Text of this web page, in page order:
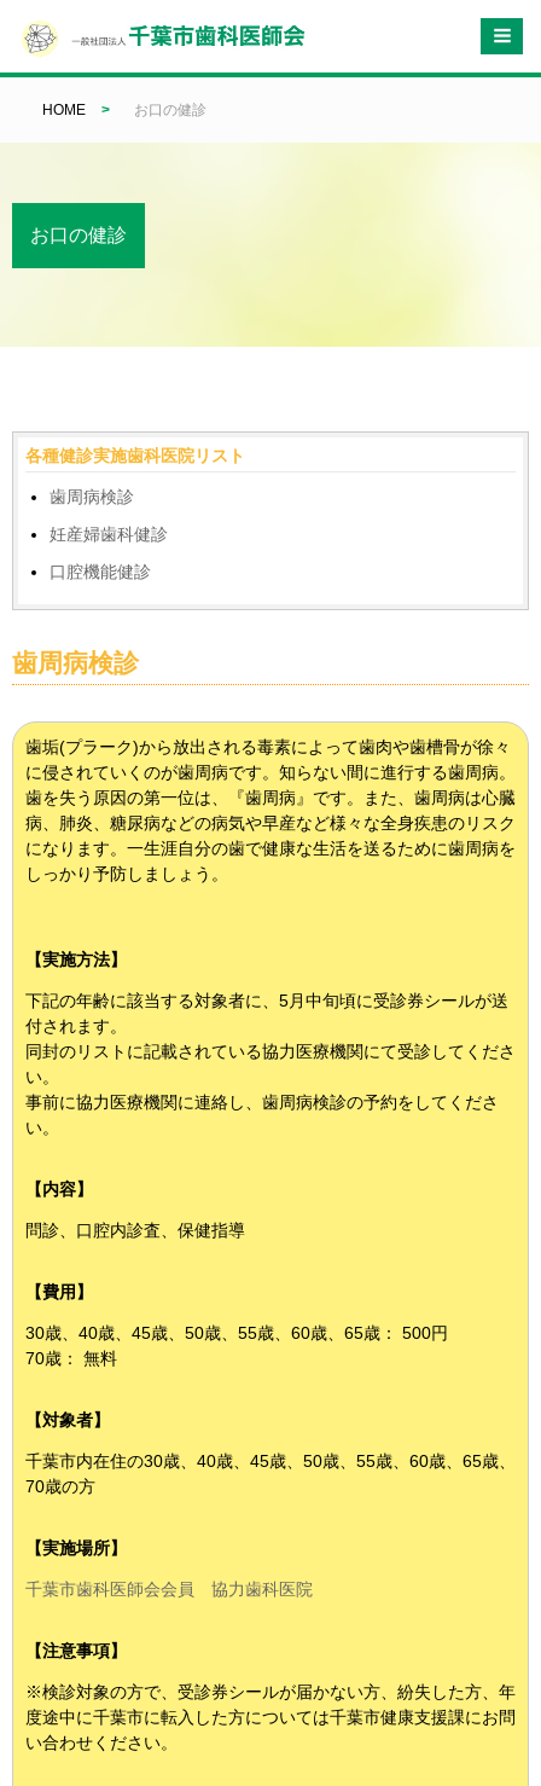
HOME > お口の健診
お口の健診
各種健診実施歯科医院リスト
歯周病検診
妊産婦歯科健診
口腔機能健診
歯周病検診
歯垢(プラーク)から放出される毒素によって歯肉や歯槽骨が徐々
に侵されていくのが歯周病です。知らない間に進行する歯周病。
歯を失う原因の第一位は、『歯周病』です。また、歯周病は心臓
病、肺炎、糖尿病などの病気や早産など様々な全身疾患のリスク
になります。一生涯自分の歯で健康な生活を送るために歯周病を
しっかり予防しましょう。
【実施方法】
下記の年齢に該当する対象者に、5月中旬頃に受診券シールが送
付されます。
同封のリストに記載されている協力医療機関にて受診してくださ
い。
事前に協力医療機関に連絡し、歯周病検診の予約をしてくださ
い。
【内容】
問診、口腔内診査、保健指導
【費用】
30歳、40歳、45歳、50歳、55歳、60歳、65歳： 500円
70歳： 無料
【対象者】
千葉市内在住の30歳、40歳、45歳、50歳、55歳、60歳、65歳、
70歳の方
【実施場所】
千葉市歯科医師会会員 協力歯科医院
【注意事項】
※検診対象の方で、受診券シールが届かない方、紛失した方、年
度途中に千葉市に転入した方については千葉市健康支援課にお問
い合わせください。